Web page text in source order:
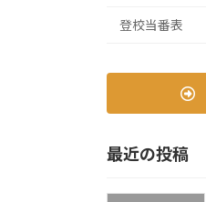
登校当番表
最近の投稿